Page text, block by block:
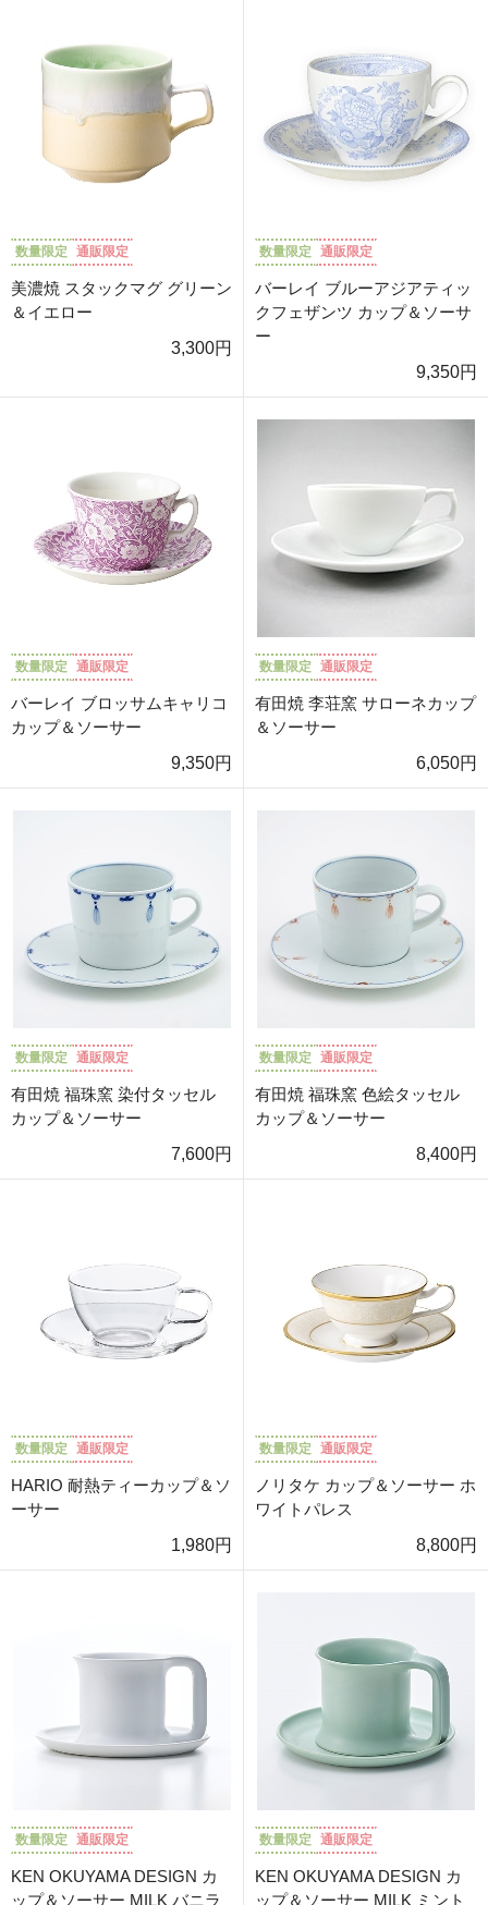
数量限定 通販限定
美濃焼 スタックマグ グリーン
＆イエロー
3,300円
数量限定 通販限定
バーレイ ブルーアジアティッ
クフェザンツ カップ＆ソーサ
ー
9,350円
数量限定 通販限定
バーレイ ブロッサムキャリコ
カップ＆ソーサー
9,350円
数量限定 通販限定
有田焼 李荘窯 サローネカップ
＆ソーサー
6,050円
数量限定 通販限定
有田焼 福珠窯 染付タッセル
カップ＆ソーサー
7,600円
数量限定 通販限定
有田焼 福珠窯 色絵タッセル
カップ＆ソーサー
8,400円
数量限定 通販限定
HARIO 耐熱ティーカップ＆ソ
ーサー
1,980円
数量限定 通販限定
ノリタケ カップ＆ソーサー ホ
ワイトパレス
8,800円
数量限定 通販限定
KEN OKUYAMA DESIGN カ
ップ＆ソーサー MILK バニラ
数量限定 通販限定
KEN OKUYAMA DESIGN カ
ップ＆ソーサー MILK ミント